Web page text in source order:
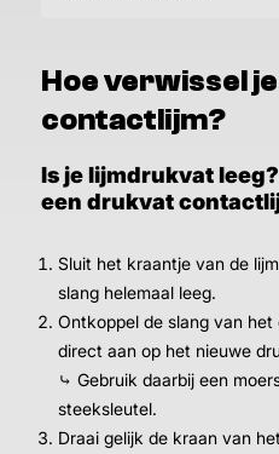
Hoe verwissel
contactlijm?
Is je lijmdrukvat
een drukvat
Sluit het kraantje van de
slang helemaal leeg.
Ontkoppel de slang van het
direct aan op het nieuwe
⤷ Gebruik daarbij een
steeksleutel.
Draai gelijk de kraan van